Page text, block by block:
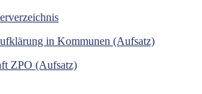
in Kommunen (Aufsatz)
ZPO (Aufsatz)